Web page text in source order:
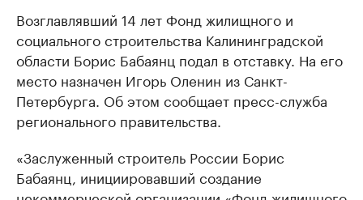
Возглавлявший 14 лет Фонд жилищного и
социального строительства Калининградской
области Борис Бабаянц подал в отставку. На его
место назначен Игорь Оленин из Санкт-
Петербурга. Об этом сообщает пресс-служба
регионального правительства.
«Заслуженный строитель России Борис
Бабаянц, инициировавший создание